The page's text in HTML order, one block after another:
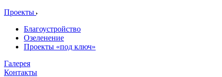
Проекты
Благоустройство
Озеленение
Проекты «под ключ»
Галерея
Контакты